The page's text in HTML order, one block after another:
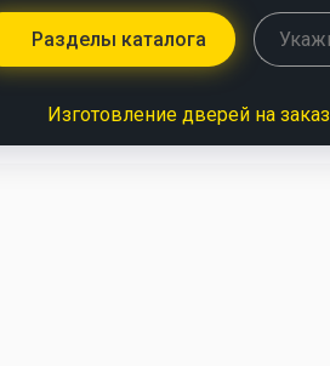
Разделы каталога
Изготовление дверей на заказ